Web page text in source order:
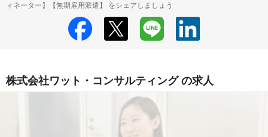
ィネーター】【無期雇⽤派遣】 をシェアしましょう
株式会社ワット・コンサルティング の求人